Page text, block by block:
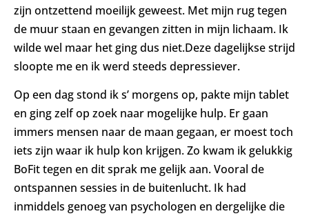
zijn ontzettend moeilijk geweest. Met mijn rug tegen
de muur staan en gevangen zitten in mijn lichaam. Ik
wilde wel maar het ging dus niet.Deze dagelijkse strijd
sloopte me en ik werd steeds depressiever.
Op een dag stond ik s’ morgens op, pakte mijn tablet
en ging zelf op zoek naar mogelijke hulp. Er gaan
immers mensen naar de maan gegaan, er moest toch
iets zijn waar ik hulp kon krijgen. Zo kwam ik gelukkig
BoFit tegen en dit sprak me gelijk aan. Vooral de
ontspannen sessies in de buitenlucht. Ik had
inmiddels genoeg van psychologen en dergelijke die